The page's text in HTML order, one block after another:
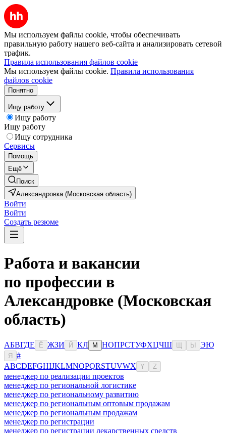
Мы используем файлы cookie, чтобы обеспечивать
правильную работу нашего веб-сайта и анализировать сетевой
трафик.
Правила использования файлов cookie
Мы используем файлы cookie. Правила использования
файлов cookie
Понятно
Ищу работу
Ищу работу
Ищу работу
Ищу сотрудника
Сервисы
Помощь
Ещё
Поиск
Александровка (Московская область)
Войти
Войти
Создать резюме
Работа и вакансии
по профессии в
Александровке (Московская
область)
АБВГДЕ Ё ЖЗИ Й КЛ М НОПРСТУФХЦЧШ Ы ЭЮ
Я
#
ABCDEFGHIJKLMNOPQRSTUVWX Y Z
менеджер по реализации проектов
менеджер по региональной логистике
менеджер по региональному развитию
менеджер по региональным оптовым продажам
менеджер по региональным продажам
менеджер по регистрации
менеджер по регистрации лекарственных средств